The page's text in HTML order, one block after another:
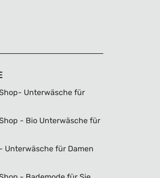
Unterwäsche für
- Bio Unterwäsche für
Unterwäsche für Damen